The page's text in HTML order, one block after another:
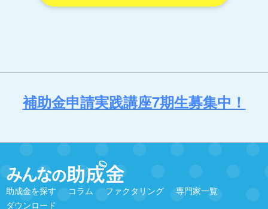
補助金申請実践講座7期生募集中！
助成金を探す コラム ファクタリング
専門家一覧
ダウンロード